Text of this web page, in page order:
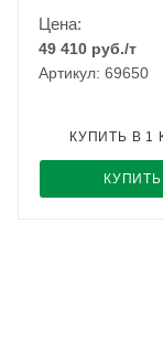
Цена:
49 410 руб./т
Артикул: 69650
КУПИТЬ
КУПИТЬ В 1